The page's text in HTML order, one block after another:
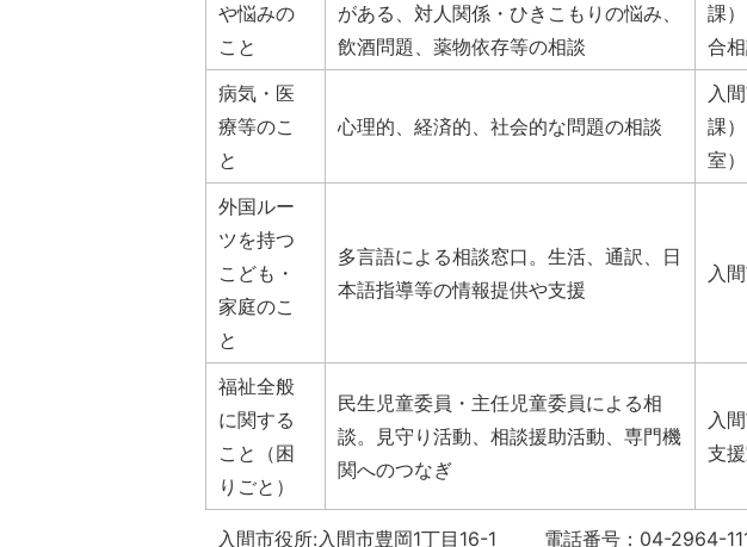
や悩みの
こと
がある、対人関係・ひきこもりの悩み、
飲酒問題、薬物依存等の相談
課
合
病気・医
療等のこ
と
心理的、経済的、社会的な問題の相談
入
課
室）
外国ルー
ツを持つ
こども・
家庭のこ
と
多言語による相談窓口。生活、通訳、日
本語指導等の情報提供や支援
入
福祉全般
に関する
こと（困
りごと）
民生児童委員・主任児童委員による相
談。見守り活動、相談援助活動、専門機
関へのつなぎ
入
支援
入間市役所:入間市豊岡1丁目16-1 電話番号：04-2964-